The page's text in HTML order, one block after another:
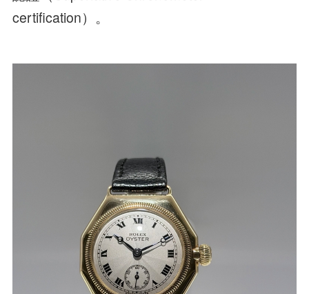
certification）。